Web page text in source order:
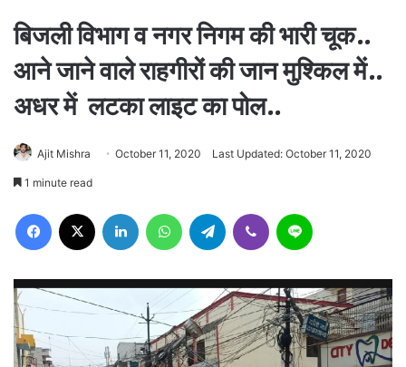
बिजली विभाग व नगर निगम की भारी चूक..
आने जाने वाले राहगीरों की जान मुश्किल में..
अधर में लटका लाइट का पोल..
Ajit Mishra October 11, 2020 Last Updated: October 11, 2020
1 minute read
Facebook LinkedIn WhatsAppTelegram Viber